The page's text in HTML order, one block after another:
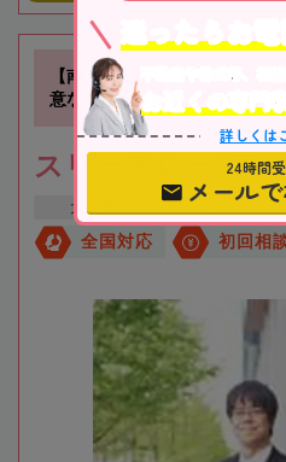
【南方駅徒歩1分】不動産に
意な税理士事務所です
スリーアローズ税
大阪府
全国対応 初回相
不動産や株式等、相
お近くの専門
詳しくは
24時間
メール